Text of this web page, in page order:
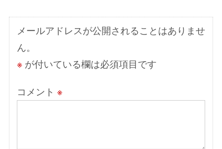
シ
ョ
ン
メールアドレスが公開されることはありませ
ん。
※が付いている欄は必須項目です
コメント ※